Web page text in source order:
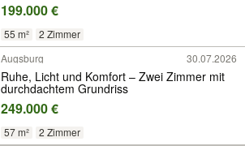
199.000 €
55 m² 2 Zimmer
Augsburg 30.07.2026
Ruhe, Licht und Komfort – Zwei Zimmer mit
durchdachtem Grundriss
249.000 €
57 m²
2 Zimmer